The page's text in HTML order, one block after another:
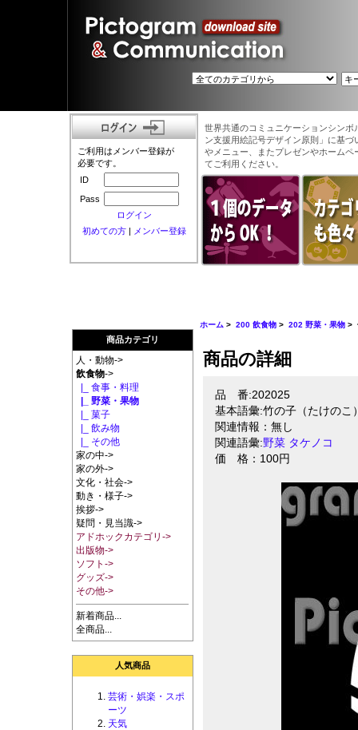
ご利用はメンバー登録が
必要です。
ID
Pass
ログイン
初めての方| メンバー登録
世界共通のコミュニケーションシン
ン支援用絵記号デザイン原則」に基
やメニュー、またプレゼンやホーム
てご利用ください。
商品カテゴリ
人・動物->
飲食物->
|_ 食事・料理
|_ 野菜・果物
|_ 菓子
|_ 飲み物
|_ その他
家の中->
家の外->
文化・社会->
動き・様子->
挨拶->
疑問・見当識->
アドホックカテゴリ->
出版物->
ソフト->
グッズ->
その他->
新着商品...
全商品...
人気商品
芸術・娯楽・スポ
ーツ
天気
ホーム >200 飲食物 >202 野菜・果物 >
商品の詳細
品 番:202025
基本語彙:竹の子（たけのこ
関連情報：無し
関連語彙:野菜 タケノコ
価 格：100円